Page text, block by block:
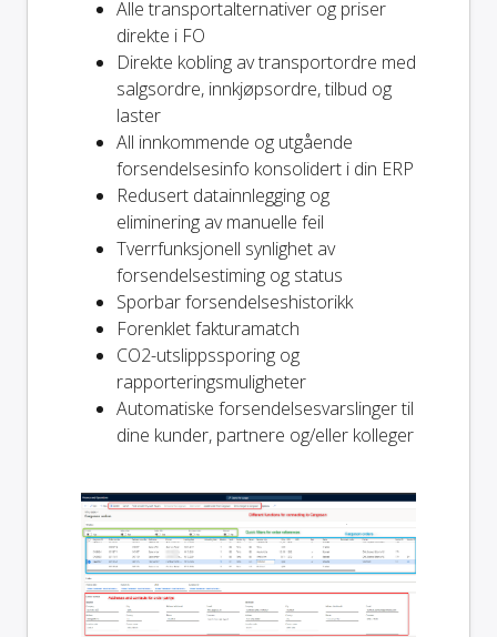
Alle transportalternativer og priser
direkte i FO
Direkte kobling av transportordre med
salgsordre, innkjøpsordre, tilbud og
laster
All innkommende og utgående
forsendelsesinfo konsolidert i din ERP
Redusert datainnlegging og
eliminering av manuelle feil
Tverrfunksjonell synlighet av
forsendelsestiming og status
Sporbar forsendelseshistorikk
Forenklet fakturamatch
CO2-utslippssporing og
rapporteringsmuligheter
Automatiske forsendelsesvarslinger til
dine kunder, partnere og/eller kolleger